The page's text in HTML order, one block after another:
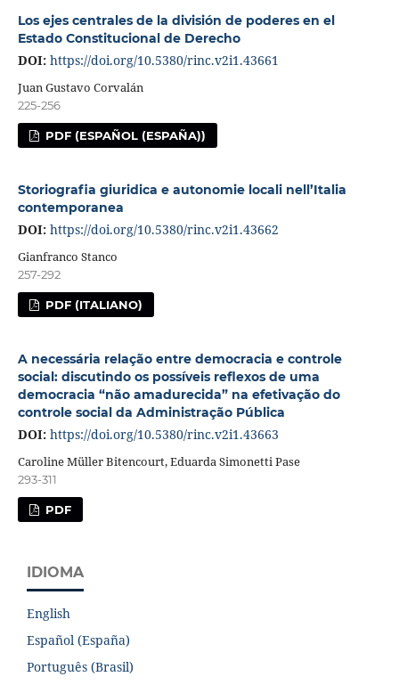
Los ejes centrales de la división de poderes en el
Estado Constitucional de Derecho
DOI: https://doi.org/10.5380/rinc.v2i1.43661
Juan Gustavo Corvalán
225-256
PDF (ESPAÑOL (ESPAÑA))
Storiografia giuridica e autonomie locali nell’Italia
contemporanea
DOI: https://doi.org/10.5380/rinc.v2i1.43662
Gianfranco Stanco
257-292
PDF (ITALIANO)
A necessária relação entre democracia e controle
social: discutindo os possíveis reflexos de uma
democracia “não amadurecida” na efetivação do
controle social da Administração Pública
DOI: https://doi.org/10.5380/rinc.v2i1.43663
Caroline Müller Bitencourt, Eduarda Simonetti Pase
293-311
PDF
IDIOMA
English
Español (España)
Português (Brasil)